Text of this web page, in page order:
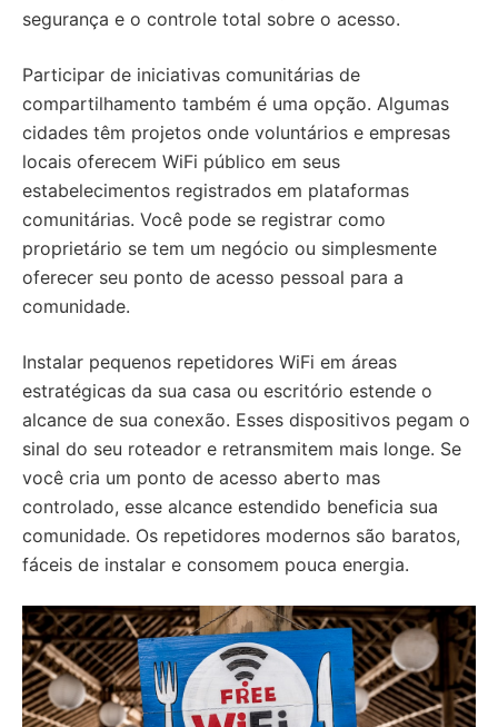
segurança e o controle total sobre o acesso.
Participar de iniciativas comunitárias de
compartilhamento também é uma opção. Algumas
cidades têm projetos onde voluntários e empresas
locais oferecem WiFi público em seus
estabelecimentos registrados em plataformas
comunitárias. Você pode se registrar como
proprietário se tem um negócio ou simplesmente
oferecer seu ponto de acesso pessoal para a
comunidade.
Instalar pequenos repetidores WiFi em áreas
estratégicas da sua casa ou escritório estende o
alcance de sua conexão. Esses dispositivos pegam o
sinal do seu roteador e retransmitem mais longe. Se
você cria um ponto de acesso aberto mas
controlado, esse alcance estendido beneficia sua
comunidade. Os repetidores modernos são baratos,
fáceis de instalar e consomem pouca energia.